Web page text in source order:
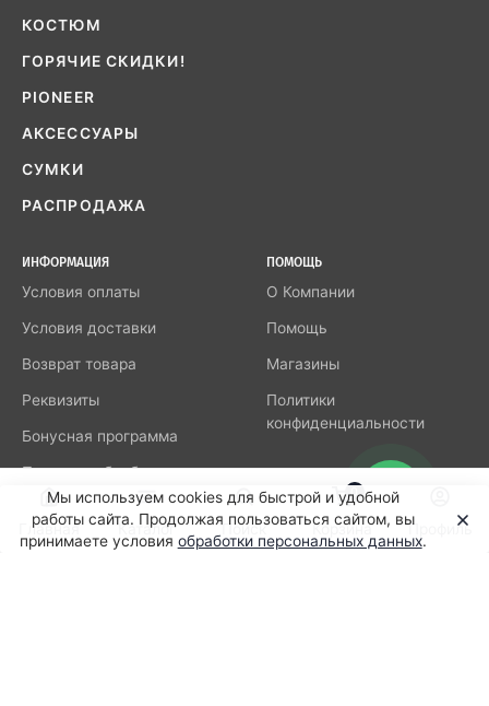
КОСТЮМ
ГОРЯЧИЕ СКИДКИ!
PIONEER
АКСЕССУАРЫ
СУМКИ
РАСПРОДАЖА
ИНФОРМАЦИЯ
Условия оплаты
Условия доставки
Возврат товара
Реквизиты
Бонусная программа
Политика обработки
персональных данных
ПОМОЩЬ
О Компании
Помощь
Магазины
Политики
конфиденциальности
Мы используем cookies для быстрой и удобной
работы сайта. Продолжая пользоваться сайтом, вы
принимаете условия обработки персональных данных.
Главная Каталог Поиск
0
Корзина Профиль